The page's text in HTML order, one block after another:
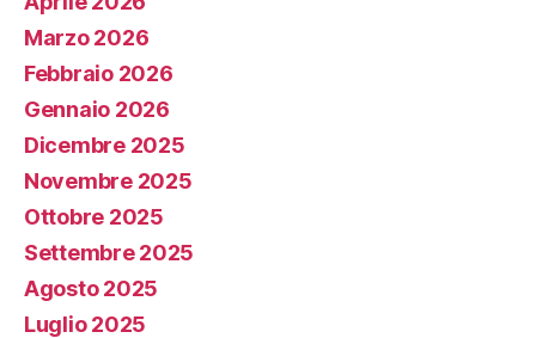
Marzo 2026
Febbraio 2026
Gennaio 2026
Dicembre 2025
Novembre 2025
Ottobre 2025
Settembre 2025
Agosto 2025
Luglio 2025